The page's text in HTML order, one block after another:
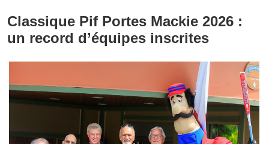
Classique Pif Portes Mackie 2026 :
un record d’équipes inscrites